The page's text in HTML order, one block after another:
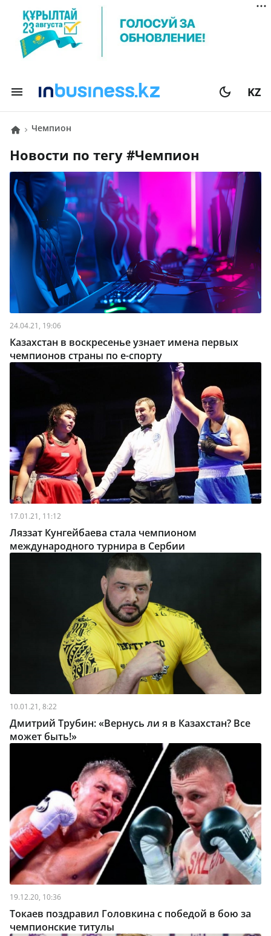
KZ
Чемпион
Новости по тегу # Чемпион
24.04.21, 19:06
Казахстан в воскресенье узнает имена первых
чемпионов страны по e-спорту
17.01.21, 11:12
Ляззат Кунгейбаева стала чемпионом
международного турнира в Сербии
10.01.21, 8:22
Дмитрий Трубин: «Вернусь ли я в Казахстан? Все
может быть!»
19.12.20, 10:36
Токаев поздравил Головкина с победой в бою за
чемпионские титулы